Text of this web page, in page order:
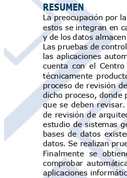
RESUMEN
La preocupación por
estos se integran en
y de los datos
Las pruebas de
las aplicaciones
cuenta con el
técnicamente
procesoderevisión de
dicho proceso,
que se deben
de revisión de
estudio de sistemas
bases de datos
datos. Se realizan
Finalmente se
comprobar
aplicaciones